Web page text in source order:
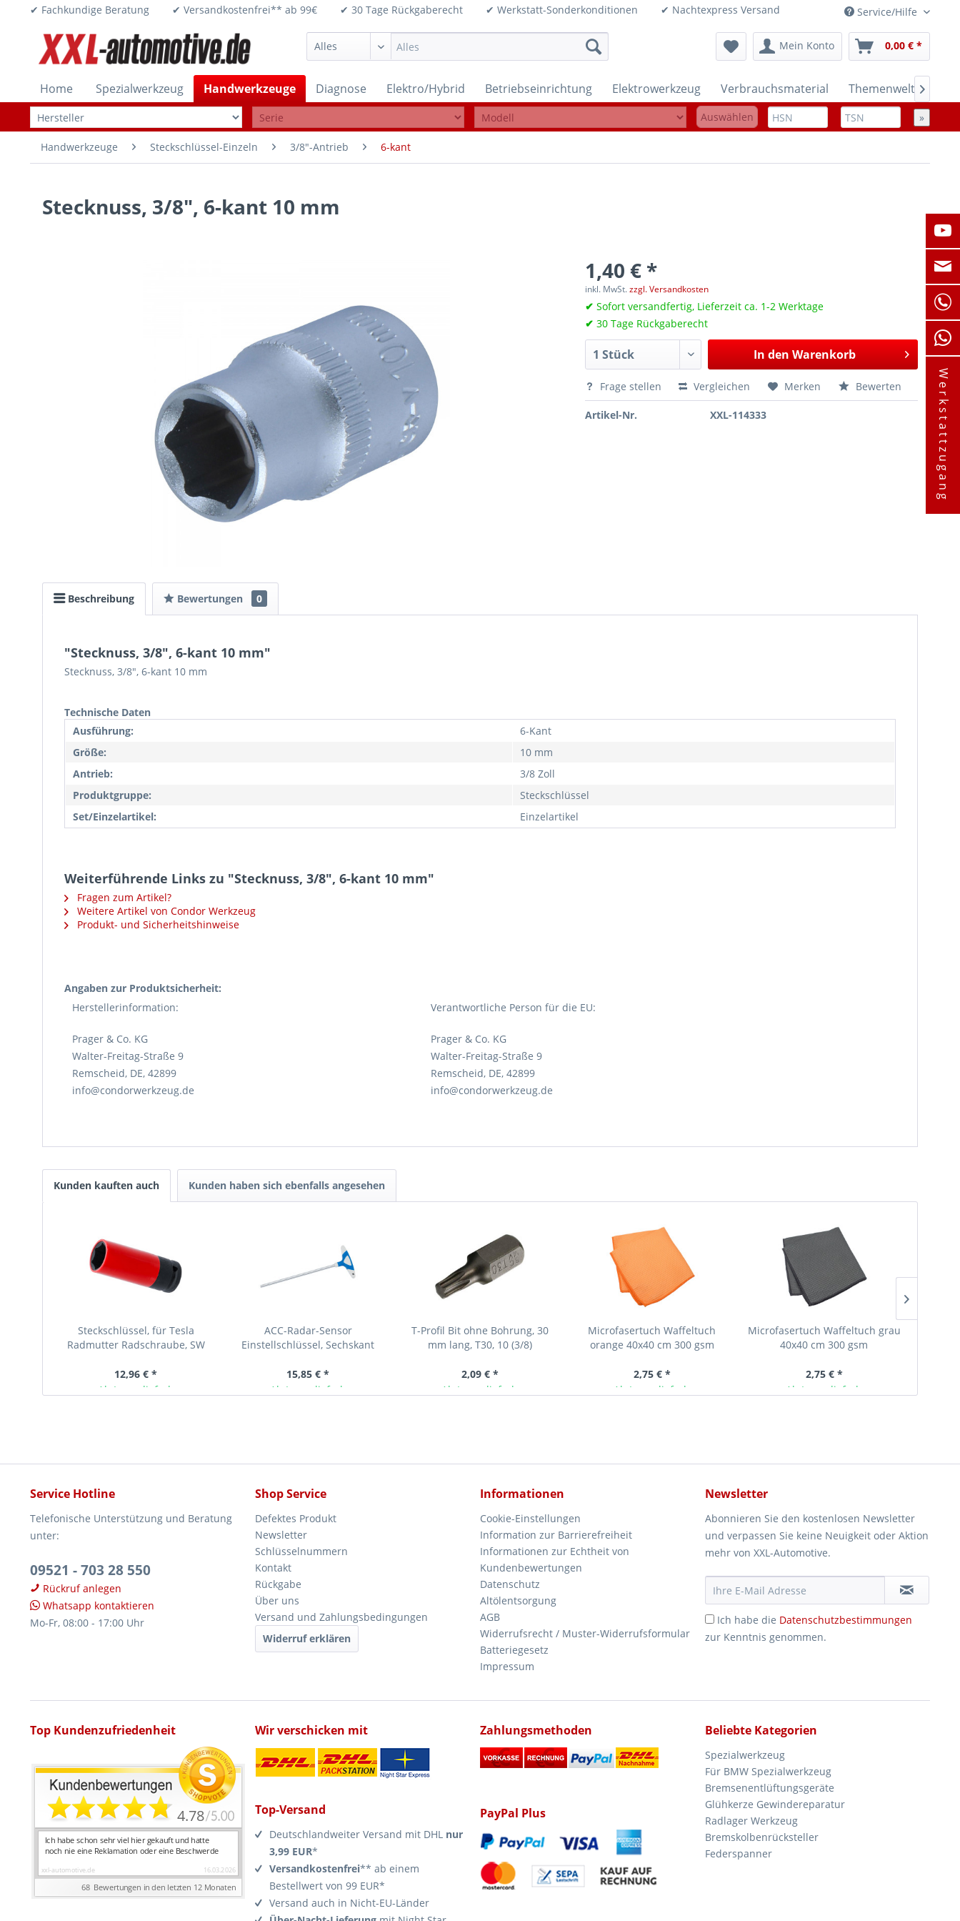
✔ Fachkundige Beratung ✔ Versandkostenfrei** ab 99€ ✔ 30 Tage Rückgaberecht ✔ Werkstatt-Sonderkonditionen ✔ Nachtexpress Versand Service/Hilfe
Mein Konto 0,00 € *
Home Spezialwerkzeug Handwerkzeuge Diagnose Elektro/Hybrid Betriebseinrichtung Elektrowerkzeug Verbrauchsmaterial Themenwelten

Auswählen »
Handwerkzeuge Steckschlüssel-Einzeln 3/8"-Antrieb 6-kant
Stecknuss, 3/8", 6-kant 10 mm
1,40 € *
inkl. MwSt.zzgl. Versandkosten
✔ Sofort versandfertig, Lieferzeit ca. 1-2 Werktage
✔ 30 Tage Rückgaberecht
In den Warenkorb
Frage stellen Vergleichen Merken Bewerten
Artikel-Nr. XXL-114333
Beschreibung Bewertungen 0
"Stecknuss, 3/8", 6-kant 10 mm"
Stecknuss, 3/8", 6-kant 10 mm
Technische Daten
Ausführung:
6-Kant
Größe:
10 mm
Antrieb:
3/8 Zoll
Produktgruppe:
Steckschlüssel
Set/Einzelartikel:
Einzelartikel
Weiterführende Links zu "Stecknuss, 3/8", 6-kant 10 mm"
Fragen zum Artikel?
Weitere Artikel von Condor Werkzeug
Produkt- und Sicherheitshinweise
Angaben zur Produktsicherheit:
Herstellerinformation:
Prager & Co. KG
Walter-Freitag-Straße 9
Remscheid, DE, 42899
info@condorwerkzeug.de
Verantwortliche Person für die EU:
Prager & Co. KG
Walter-Freitag-Straße 9
Remscheid, DE, 42899
info@condorwerkzeug.de
Kunden kauften auch Kunden haben sich ebenfalls angesehen
Steckschlüssel, für Tesla
Radmutter Radschraube, SW
12,96 € *
Ab Lager lieferbar
ACC-Radar-Sensor
Einstellschlüssel, Sechskant
15,85 € *
Ab Lager lieferbar
T-Profil Bit ohne Bohrung, 30
mm lang, T30, 10 (3/8)
2,09 € *
Ab Lager lieferbar
Microfasertuch Waffeltuch
orange 40x40 cm 300 gsm
2,75 € *
Ab Lager lieferbar
Microfasertuch Waffeltuch grau
40x40 cm 300 gsm
2,75 € *
Ab Lager lieferbar
Service Hotline
Telefonische Unterstützung und Beratung
unter:
09521 - 703 28 550
Rückruf anlegen
Whatsapp kontaktieren
Mo-Fr, 08:00 - 17:00 Uhr
Shop Service
Defektes Produkt
Newsletter
Schlüsselnummern
Kontakt
Rückgabe
Über uns
Versand und Zahlungsbedingungen
Widerruf erklären
Informationen
Cookie-Einstellungen
Information zur Barrierefreiheit
Informationen zur Echtheit von
Kundenbewertungen
Datenschutz
Altölentsorgung
AGB
Widerrufsrecht / Muster-Widerrufsformular
Batteriegesetz
Impressum
Newsletter
Abonnieren Sie den kostenlosen Newsletter
und verpassen Sie keine Neuigkeit oder Aktion
mehr von XXL-Automotive.
Ich habe die Datenschutzbestimmungen
zur Kenntnis genommen.
Top Kundenzufriedenheit Wir verschicken mit
Top-Versand
Deutschlandweiter Versand mit DHL nur
3,99 EUR*
Versandkostenfrei** ab einem
Bestellwert von 99 EUR*
Versand auch in Nicht-EU-Länder
Zahlungsmethoden
PayPal Plus
Beliebte Kategorien
Spezialwerkzeug
Für BMW Spezialwerkzeug
Bremsenentlüftungsgeräte
Glühkerze Gewindereparatur
Radlager Werkzeug
Bremskolbenrücksteller
Federspanner
Werkstattzugang